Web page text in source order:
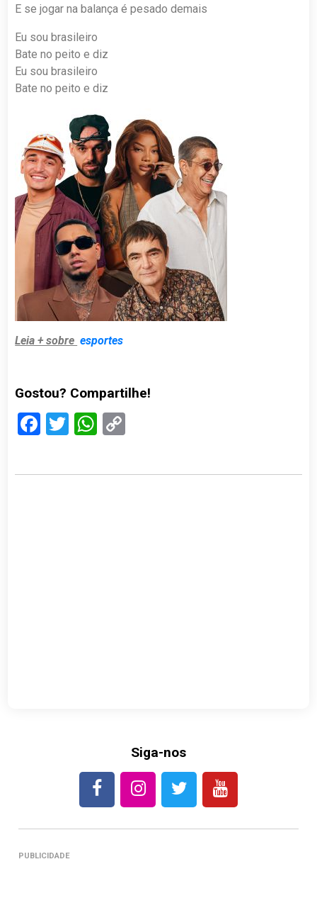
E se jogar na balança é pesado demais
Eu sou brasileiro
Bate no peito e diz
Eu sou brasileiro
Bate no peito e diz
Leia + sobre esportes
Gostou? Compartilhe!
Facebook
TwitterWhatsApp
Siga-nos
PUBLICIDADE